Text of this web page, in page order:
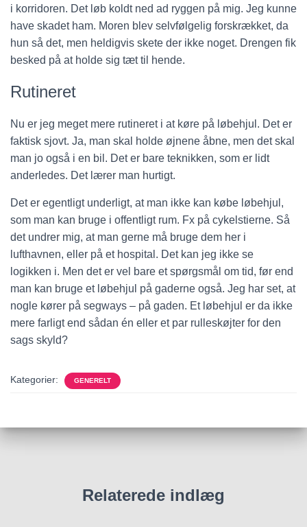
i korridoren. Det løb koldt ned ad ryggen på mig. Jeg kunne
have skadet ham. Moren blev selvfølgelig forskrækket, da
hun så det, men heldigvis skete der ikke noget. Drengen fik
besked på at holde sig tæt til hende.
Rutineret
Nu er jeg meget mere rutineret i at køre på løbehjul. Det er
faktisk sjovt. Ja, man skal holde øjnene åbne, men det skal
man jo også i en bil. Det er bare teknikken, som er lidt
anderledes. Det lærer man hurtigt.
Det er egentligt underligt, at man ikke kan købe løbehjul,
som man kan bruge i offentligt rum. Fx på cykelstierne. Så
det undrer mig, at man gerne må bruge dem her i
lufthavnen, eller på et hospital. Det kan jeg ikke se
logikken i. Men det er vel bare et spørgsmål om tid, før end
man kan bruge et løbehjul på gaderne også. Jeg har set, at
nogle kører på segways – på gaden. Et løbehjul er da ikke
mere farligt end sådan én eller et par rulleskøjter for den
sags skyld?
Kategorier: GENERELT
Relaterede indlæg